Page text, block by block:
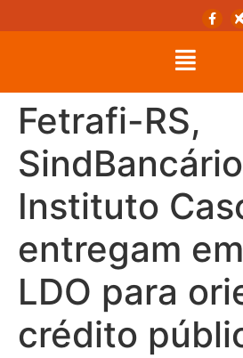
Fetrafi-RS,
Instituto
entregam
LDO para
crédito